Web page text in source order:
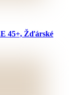
45+, Žďárské